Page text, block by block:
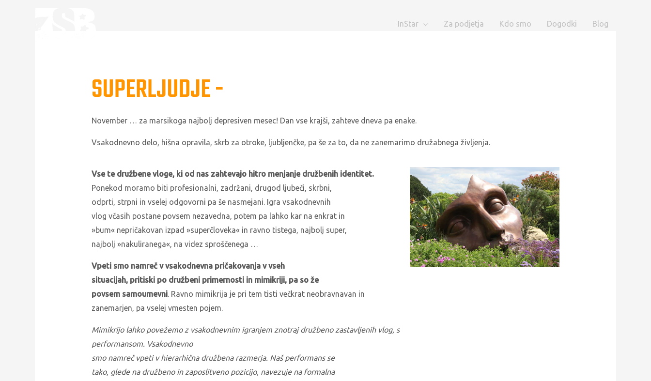
InStar Za podjetja Kdo smo Dogodki Blog
SUPERLJUDJE -
November … za marsikoga najbolj depresiven mesec! Dan vse krajši, zahteve dneva pa enake.
Vsakodnevno delo, hišna opravila, skrb za otroke, ljubljenčke, pa še za to, da ne zanemarimo družabnega življenja.
Vse te družbene vloge, ki od nas zahtevajo hitro menjanje družbenih identitet.
Ponekod moramo biti profesionalni, zadržani, drugod ljubeči, skrbni,
odprti, strpni in vselej odgovorni pa še nasmejani. Igra vsakodnevnih
vlog včasih postane povsem nezavedna, potem pa lahko kar na enkrat in
»bum« nepričakovan izpad »superčloveka« in ravno tistega, najbolj super,
najbolj »nakuliranega«, na videz sproščenega …
Vpeti smo namreč v vsakodnevna pričakovanja v vseh
situacijah, pritiski po družbeni primernosti in mimikriji, pa so že
povsem samoumevni. Ravno mimikrija je pri tem tisti večkrat neobravnavan in
zanemarjen, pa vselej vmesten pojem.
Mimikrijo lahko povežemo z vsakodnevnim igranjem znotraj družbeno zastavljenih vlog, s
performansom. Vsakodnevno
smo namreč vpeti v hierarhična družbena razmerja. Naš performans se
tako, glede na družbeno in zaposlitveno pozicijo, navezuje na formalna